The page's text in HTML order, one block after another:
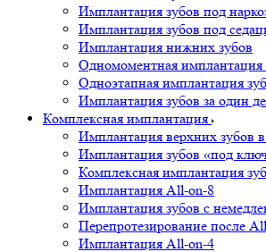
Имплантация зубов под
Имплантация зубов под
Имплантация нижних зубов
Одномоментная имплантация
Одноэтапная имплантация
Имплантация зубов за один
Комплексная имплантация
Имплантация верхних зубов
Имплантация зубов «под
Комплексная имплантация
Имплантация All-on-8
Имплантация зубов с
Перепротезирование после
Имплантация All-on-4